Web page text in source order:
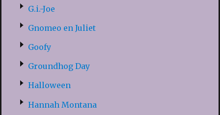
G.i.-Joe
Gnomeo en Juliet
Goofy
Groundhog Day
Halloween
Hannah Montana